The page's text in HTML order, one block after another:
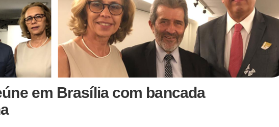
em Brasília com bancada